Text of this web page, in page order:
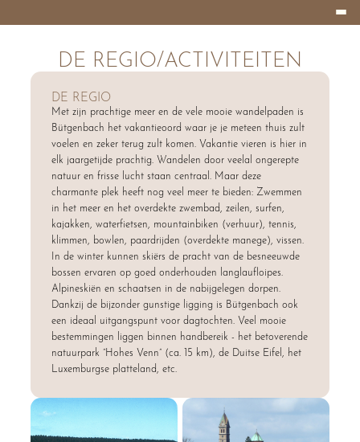
EIFELLAND
DE REGIO/ACTIVITEITEN
Die
DE REGIO
Met zijn prachtige meer en de vele mooie wandelpaden is
Bütgenbach het vakantieoord waar je je meteen thuis zult
voelen en zeker terug zult komen. Vakantie vieren is hier in
elk jaargetijde prachtig. Wandelen door veelal ongerepte
natuur en frisse lucht staan centraal. Maar deze
charmante plek heeft nog veel meer te bieden: Zwemmen
in het meer en het overdekte zwembad, zeilen, surfen,
kajakken, waterfietsen, mountainbiken (verhuur), tennis,
klimmen, bowlen, paardrijden (overdekte manege), vissen.
In de winter kunnen skiërs de pracht van de besneeuwde
bossen ervaren op goed onderhouden langlaufloipes.
Alpineskiën en schaatsen in de nabijgelegen dorpen.
Dankzij de bijzonder gunstige ligging is Bütgenbach ook
een ideaal uitgangspunt voor dagtochten. Veel mooie
bestemmingen liggen binnen handbereik - het betoverende
natuurpark “Hohes Venn” (ca. 15 km), de Duitse Eifel, het
Luxemburgse platteland, etc.